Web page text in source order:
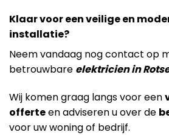
Klaar voor een veilige en
installatie?
Neem vandaag nog contact op
betrouwbare elektricien in
Wij komen graag langs voor een
offerteen adviseren u over de
voor uw woning of bedrijf.